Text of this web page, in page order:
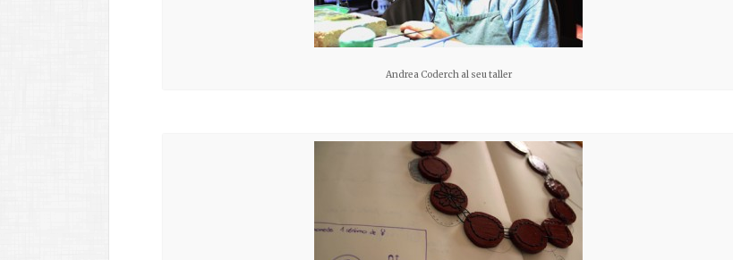
Andrea Coderch al seu taller